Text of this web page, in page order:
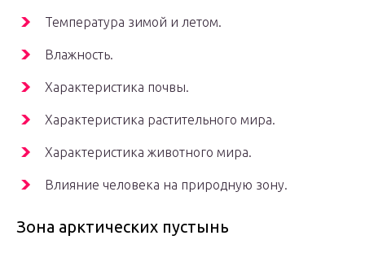
Температура зимой и летом.
Влажность.
Характеристика почвы.
Характеристика растительного мира.
Характеристика животного мира.
Влияние человека на природную зону.
Зона арктических пустынь